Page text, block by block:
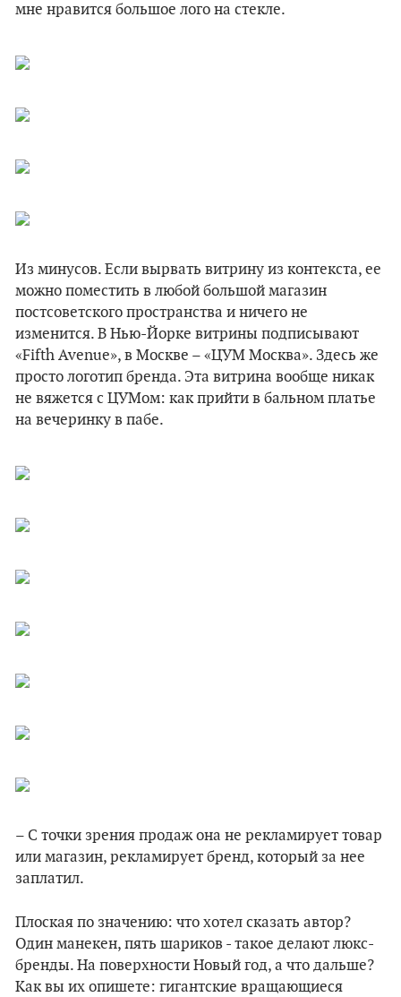
мне нравится большое лого на стекле.
Из минусов. Если вырвать витрину из контекста, ее
можно поместить в любой большой магазин
постсоветского пространства и ничего не
изменится. В Нью-Йорке витрины подписывают
«Fifth Avenue», в Москве – «ЦУМ Москва». Здесь же
просто логотип бренда. Эта витрина вообще никак
не вяжется с ЦУМом: как прийти в бальном платье
на вечеринку в пабе.
– С точки зрения продаж она не рекламирует товар
или магазин, рекламирует бренд, который за нее
заплатил.
Плоская по значению: что хотел сказать автор?
Один манекен, пять шариков - такое делают люкс-
бренды. На поверхности Новый год, а что дальше?
Как вы их опишете: гигантские вращающиеся